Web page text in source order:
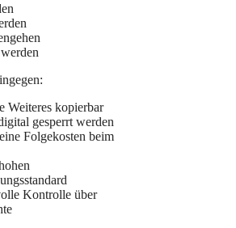
Weiteres kopierbar
gesperrt werden
Folgekosten beim
Kontrolle über